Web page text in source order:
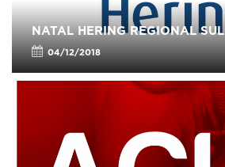
NATAL HERING REGIONAL SUL
04/12/2018